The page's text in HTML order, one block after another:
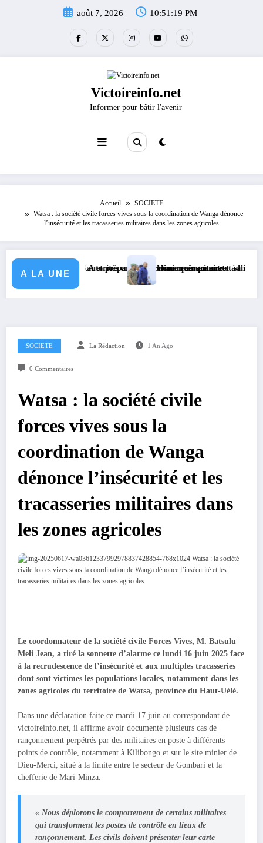
août 7, 2026 10:51:19 PM
Victoireinfo.net
Informer pour bâtir l'avenir
Accueil
SOCIETE
Watsa : la société civile forces vives sous la coordination de Wanga dénonce
l’insécurité et les tracasseries militaires dans les zones agricoles
A LA UNE
KGM S.A et prépare le deuxième quinquennat
les autorités coutumières au recensement et à l’identification de
Mission sécuritaire et sanitaire : le
SOCIETE La Rédaction 1 An Ago
0 Commentaires
Watsa : la société civile
forces vives sous la
coordination de Wanga
dénonce l’insécurité et les
tracasseries militaires dans
les zones agricoles
Le coordonnateur de la société civile Forces Vives, M. Batsulu
Meli Jean, a tiré la sonnette d’alarme ce lundi 16 juin 2025 face
à la recrudescence de l’insécurité et aux multiples tracasseries
dont sont victimes les populations locales, notamment dans les
zones agricoles du territoire de Watsa, province du Haut-Uélé.
Dans une déclaration faite ce mardi 17 juin au correspondant de
victoireinfo.net, il affirme avoir documenté plusieurs cas de
rançonnement perpétrés par des militaires en poste à différents
points de contrôle, notamment à Kilibongo et sur le site minier de
Dieu-Merci, situé à la limite entre le secteur de Gombari et la
chefferie de Mari-Minza.
« Nous déplorons le comportement de certains militaires
qui transforment les postes de contrôle en lieux de
rançonnement. Les civils doivent présenter leur carte